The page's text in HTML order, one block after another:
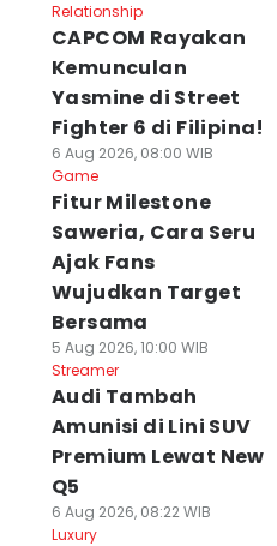
Relationship
CAPCOM Rayakan
Kemunculan
Yasmine di Street
Fighter 6 di Filipina!
6 Aug 2026, 08:00 WIB
Game
Fitur Milestone
Saweria, Cara Seru
Ajak Fans
Wujudkan Target
Bersama
5 Aug 2026, 10:00 WIB
Streamer
Audi Tambah
Amunisi di Lini SUV
Premium Lewat New
Q5
6 Aug 2026, 08:22 WIB
Luxury